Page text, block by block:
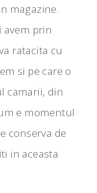
magazine.
avem prin
ratacita cu
si pe care o
camarii, din
e momentul
conserva de
in aceasta